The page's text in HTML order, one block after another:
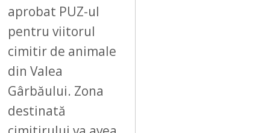
aprobat PUZ-ul
pentru viitorul
cimitir de animale
din Valea
Gârbăului. Zona
destinată